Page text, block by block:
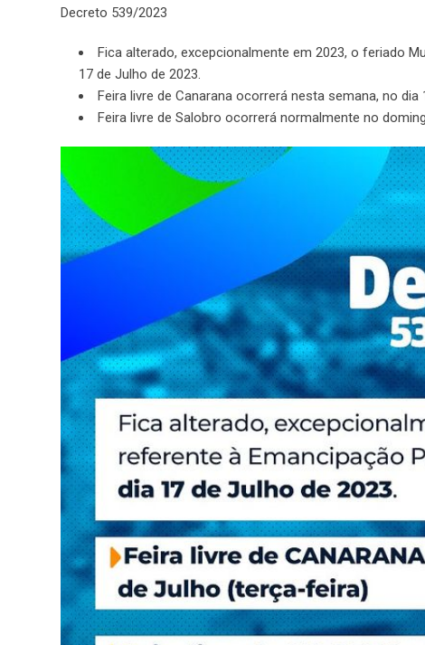
Decreto 539/2023
Fica alterado, excepcionalmente em 2023, o feriado
17 de Julho de 2023.
Feira livre de Canarana ocorrerá nesta semana, no
Feira livre de Salobro ocorrerá normalmente no